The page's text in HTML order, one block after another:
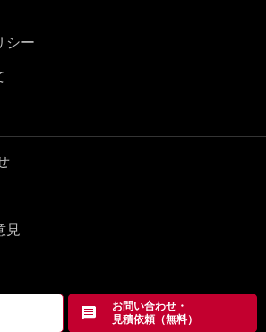
お問い合わせ・
見積依頼（無料）
シー
見